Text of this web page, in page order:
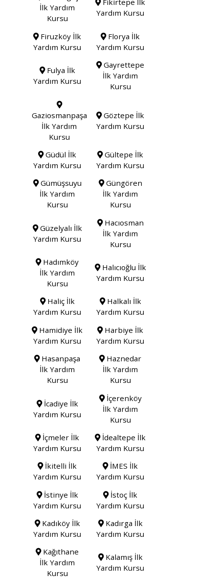
İlk Yardım
Kursu
Fikirtepe İlk
Yardım Kursu
Firuzköy İlk
Yardım Kursu
Florya İlk
Yardım Kursu
Fulya İlk
Yardım Kursu
Gayrettepe
İlk Yardım
Kursu
Gaziosmanpaşa
İlk Yardım
Kursu
Göztepe İlk
Yardım Kursu
Güdül İlk
Yardım Kursu
Gültepe İlk
Yardım Kursu
Gümüşsuyu
İlk Yardım
Kursu
Güngören
İlk Yardım
Kursu
Güzelyalı İlk
Yardım Kursu
Hacıosman
İlk Yardım
Kursu
Hadımköy
İlk Yardım
Kursu
Halıcıoğlu İlk
Yardım Kursu
Haliç İlk
Yardım Kursu
Halkalı İlk
Yardım Kursu
Hamidiye İlk
Yardım Kursu
Harbiye İlk
Yardım Kursu
Hasanpaşa
İlk Yardım
Kursu
Haznedar
İlk Yardım
Kursu
İcadiye İlk
Yardım Kursu
İçerenköy
İlk Yardım
Kursu
İçmeler İlk
Yardım Kursu
İdealtepe İlk
Yardım Kursu
İkitelli İlk
Yardım Kursu
İMES İlk
Yardım Kursu
İstinye İlk
Yardım Kursu
İstoç İlk
Yardım Kursu
Kadıköy İlk
Yardım Kursu
Kadırga İlk
Yardım Kursu
Kağıthane
İlk Yardım
Kursu
Kalamış İlk
Yardım Kursu